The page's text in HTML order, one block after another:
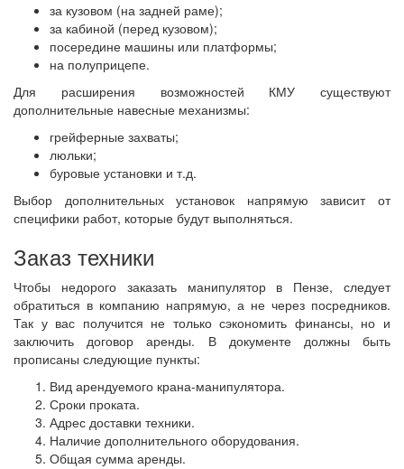
за кузовом (на задней раме);
за кабиной (перед кузовом);
посередине машины или платформы;
на полуприцепе.
Для расширения возможностей КМУ существуют
дополнительные навесные механизмы:
грейферные захваты;
люльки;
буровые установки и т.д.
Выбор дополнительных установок напрямую зависит от
специфики работ, которые будут выполняться.
Заказ техники
Чтобы недорого заказать манипулятор в Пензе, следует
обратиться в компанию напрямую, а не через посредников.
Так у вас получится не только сэкономить финансы, но и
заключить договор аренды. В документе должны быть
прописаны следующие пункты:
Вид арендуемого крана-манипулятора.
Сроки проката.
Адрес доставки техники.
Наличие дополнительного оборудования.
Общая сумма аренды.